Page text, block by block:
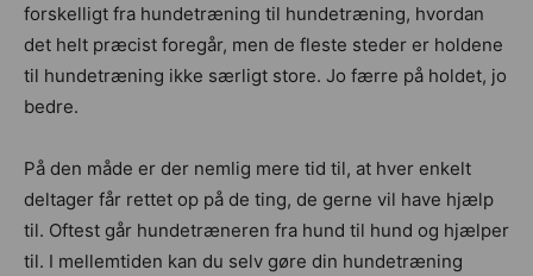
forskelligt fra hundetræning til hundetræning, hvordan
det helt præcist foregår, men de fleste steder er holdene
til hundetræning ikke særligt store. Jo færre på holdet, jo
bedre.
På den måde er der nemlig mere tid til, at hver enkelt
deltager får rettet op på de ting, de gerne vil have hjælp
til. Oftest går hundetræneren fra hund til hund og hjælper
til. I mellemtiden kan du selv gøre din hundetræning